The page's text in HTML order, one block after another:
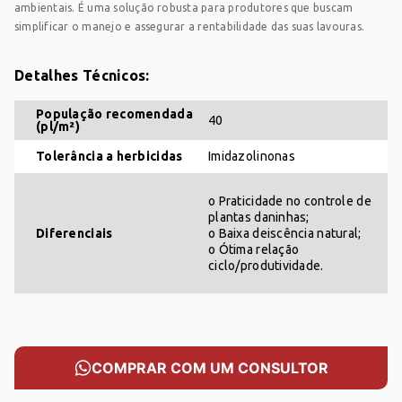
CARRINHO
ambientais. É uma solução robusta para produtores que buscam
simplificar o manejo e assegurar a rentabilidade das suas lavouras.
Detalhes Técnicos:
População recomendada
(pl/m²)
40
Tolerância a herbicidas Imidazolinonas
Diferenciais
o Praticidade no controle de
plantas daninhas;
o Baixa deiscência natural;
o Ótima relação
ciclo/produtividade.
COMPRAR COM UM CONSULTOR